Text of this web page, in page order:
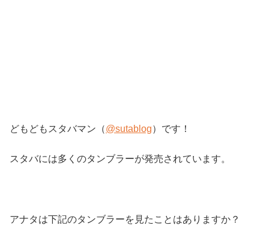
どもどもスタバマン（@sutablog）です！
スタバには多くのタンブラーが発売されています。
アナタは下記のタンブラーを見たことはありますか？